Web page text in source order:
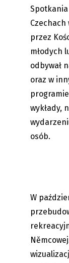
Spotkania
przez
młodych
odbywał
oraz w
wykłady,
osób.
Lodičky
W